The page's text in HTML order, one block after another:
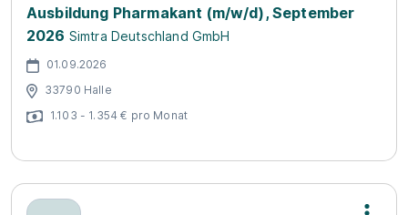
Ausbildung Pharmakant (m/w/d), September
2026 Simtra Deutschland GmbH
01.09.2026
33790 Halle
1.103 - 1.354 € pro Monat